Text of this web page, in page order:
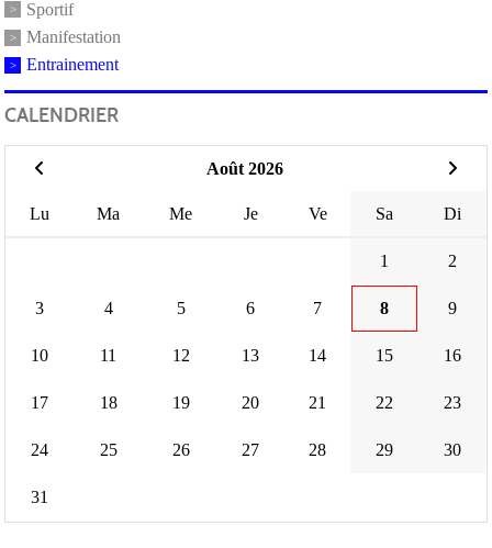
Sportif
Manifestation
Entrainement
CALENDRIER
Août 2026
Lu Ma Me Je Ve Sa Di
1 2
3 4 5 6 7 8 9
10 11 12 13 14 15 16
17 18 19 20 21 22 23
24 25 26 27 28 29 30
31